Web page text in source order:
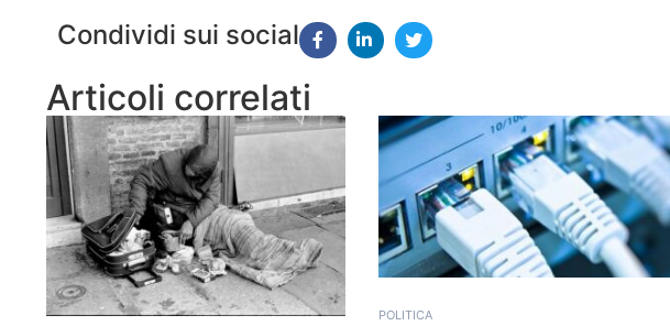
Condividi sui social
Articoli correlati
POLITICA